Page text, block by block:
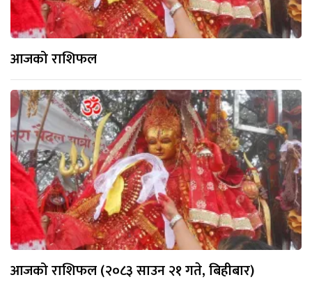
आजको राशिफल
आजको राशिफल (२०८३ साउन २१ गते, बिहीबार)